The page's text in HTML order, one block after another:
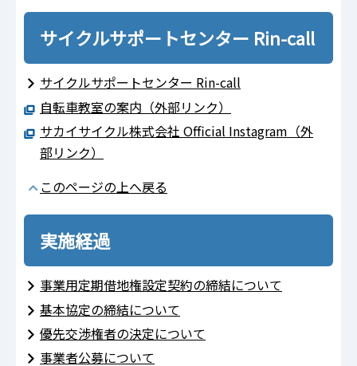
サイクルサポートセンター Rin-call
サイクルサポートセンター Rin-call
自転車教室の案内（外部リンク）
サカイサイクル株式会社 Official Instagram（外
部リンク）
このページの上へ戻る
実施経過
事業用定期借地権設定契約の締結について
基本協定の締結について
優先交渉権者の決定について
事業者公募について